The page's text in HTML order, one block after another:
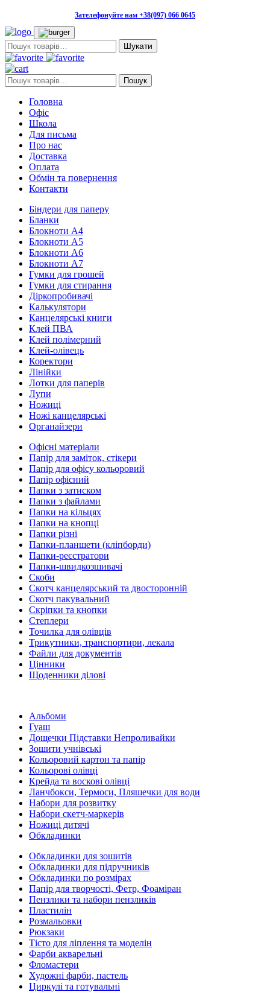
Зателефонуйте нам +38(097) 066 0645
Пошук:
Пошук: Пошук
Головна
Офіс
Школа
Для письма
Про нас
Доставка
Оплата
Обмін та повернення
Контакти
Біндери для паперу
Бланки
Блокноти А4
Блокноти А5
Блокноти А6
Блокноти А7
Гумки для грошей
Гумки для стирання
Діркопробивачі
Калькулятори
Канцелярські книги
Клей ПВА
Клей полімерний
Клей-олівець
Коректори
Лінійки
Лотки для паперів
Лупи
Ножиці
Ножі канцелярські
Органайзери
Офісні матеріали
Папір для заміток, стікери
Папір для офісу кольоровий
Папір офісний
Папки з затиском
Папки з файлами
Папки на кільцях
Папки на кнопці
Папки різні
Папки-планшети (кліпборди)
Папки-реєстратори
Папки-швидкозшивачі
Скоби
Скотч канцелярський та двосторонній
Скотч пакувальний
Скріпки та кнопки
Степлери
Точилка для олівців
Трикутники, транспортири, лекала
Файли для документів
Цінники
Щоденники ділові
Альбоми
Гуаш
Дощечки Підставки Непроливайки
Зошити учнівські
Кольоровий картон та папір
Кольорові олівці
Крейда та воскові олівці
Ланчбокси, Термоси, Пляшечки для води
Набори для розвитку
Набори скетч-маркерів
Ножиці дитячі
Обкладинки
Обкладинки для зошитів
Обкладинки для підручників
Обкладинки по розмірах
Папір для творчості, Фетр, Фоаміран
Пензлики та набори пензликів
Пластилін
Розмальовки
Рюкзаки
Тісто для ліплення та моделін
Фарби акварельні
Фломастери
Художні фарби, пастель
Циркулі та готувальні